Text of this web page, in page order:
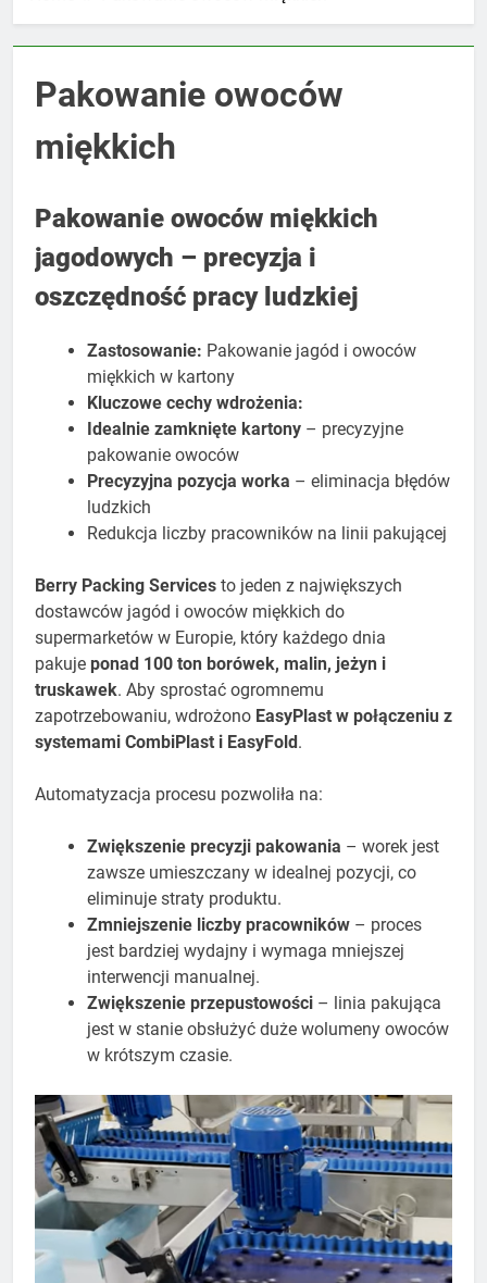
Pakowanie owoców
miękkich
Pakowanie owoców miękkich
jagodowych – precyzja i
oszczędność pracy ludzkiej
Zastosowanie: Pakowanie jagód i owoców
miękkich w kartony
Kluczowe cechy wdrożenia:
Idealnie zamknięte kartony – precyzyjne
pakowanie owoców
Precyzyjna pozycja worka – eliminacja błędów
ludzkich
Redukcja liczby pracowników na linii pakującej
Berry Packing Services to jeden z największych
dostawców jagód i owoców miękkich do
supermarketów w Europie, który każdego dnia
pakuje ponad 100 ton borówek, malin, jeżyn i
truskawek. Aby sprostać ogromnemu
zapotrzebowaniu, wdrożono EasyPlast w połączeniu z
systemami CombiPlast i EasyFold.
Automatyzacja procesu pozwoliła na:
Zwiększenie precyzji pakowania – worek jest
zawsze umieszczany w idealnej pozycji, co
eliminuje straty produktu.
Zmniejszenie liczby pracowników – proces
jest bardziej wydajny i wymaga mniejszej
interwencji manualnej.
Zwiększenie przepustowości – linia pakująca
jest w stanie obsłużyć duże wolumeny owoców
w krótszym czasie.